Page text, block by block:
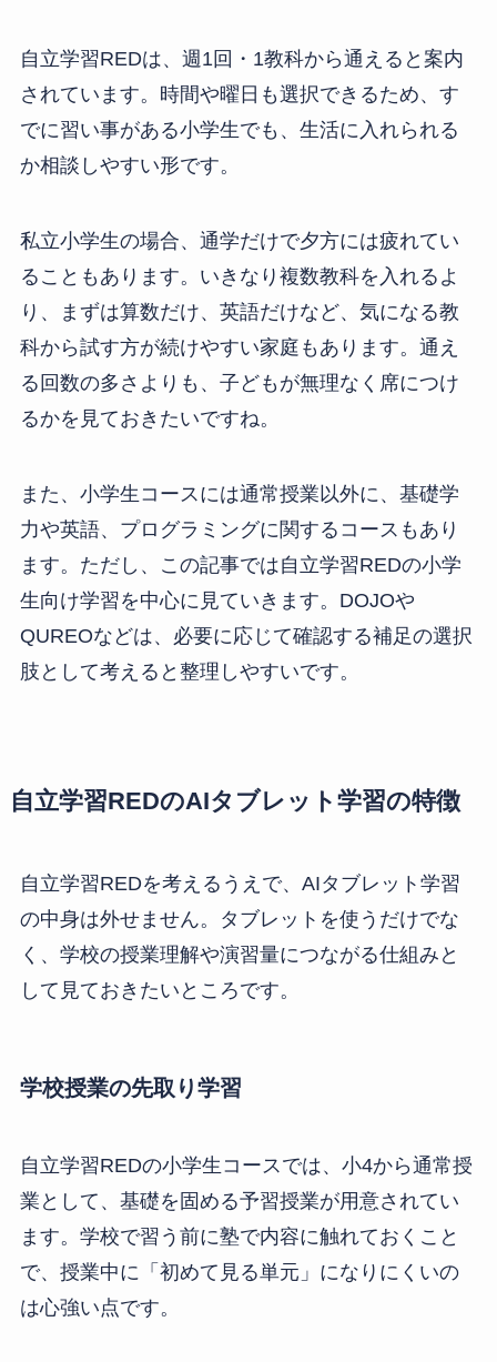
自立学習REDは、週1回・1教科から通えると案内
されています。時間や曜日も選択できるため、す
でに習い事がある小学生でも、生活に入れられる
か相談しやすい形です。
私立小学生の場合、通学だけで夕方には疲れてい
ることもあります。いきなり複数教科を入れるよ
り、まずは算数だけ、英語だけなど、気になる教
科から試す方が続けやすい家庭もあります。通え
る回数の多さよりも、子どもが無理なく席につけ
るかを見ておきたいですね。
また、小学生コースには通常授業以外に、基礎学
力や英語、プログラミングに関するコースもあり
ます。ただし、この記事では自立学習REDの小学
生向け学習を中心に見ていきます。DOJOや
QUREOなどは、必要に応じて確認する補足の選択
肢として考えると整理しやすいです。
自立学習REDのAIタブレット学習の特徴
自立学習REDを考えるうえで、AIタブレット学習
の中身は外せません。タブレットを使うだけでな
く、学校の授業理解や演習量につながる仕組みと
して見ておきたいところです。
学校授業の先取り学習
自立学習REDの小学生コースでは、小4から通常授
業として、基礎を固める予習授業が用意されてい
ます。学校で習う前に塾で内容に触れておくこと
で、授業中に「初めて見る単元」になりにくいの
は心強い点です。